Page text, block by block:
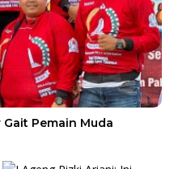
Pemain Muda